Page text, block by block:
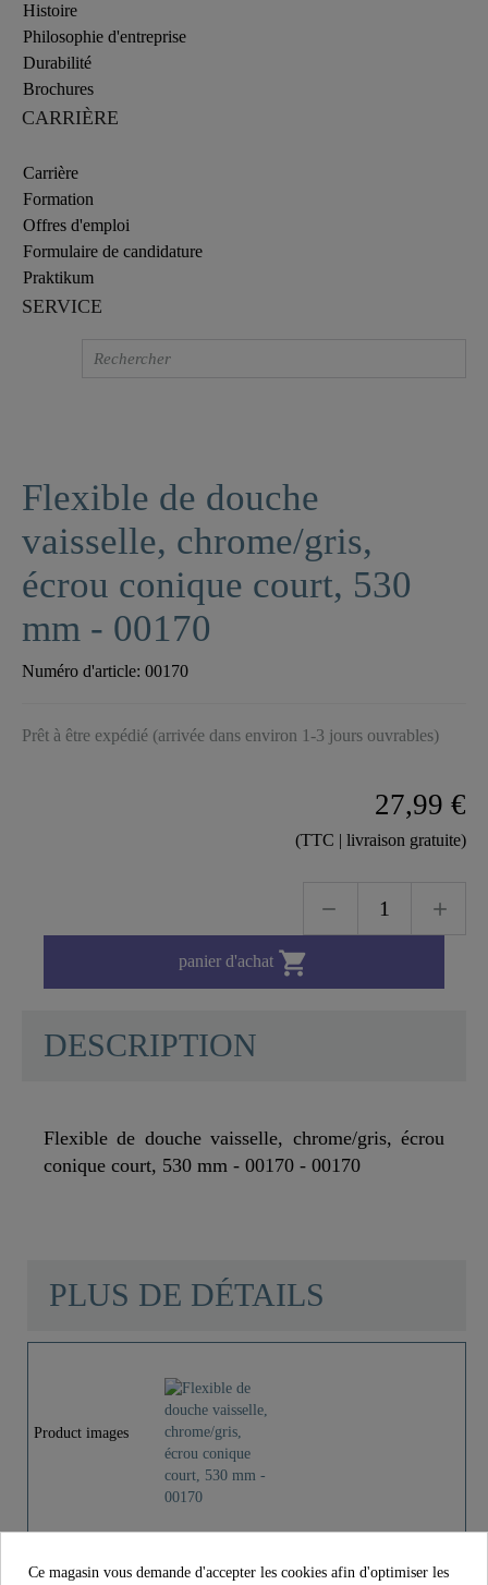
Histoire
Philosophie d'entreprise
Durabilité
Brochures
CARRIÈRE
Carrière
Formation
Offres d'emploi
Formulaire de candidature
Praktikum
SERVICE
Flexible de douche
vaisselle, chrome/gris,
écrou conique court, 530
mm - 00170
Numéro d'article: 00170
Prêt à être expédié (arrivée dans environ 1-3 jours ouvrables)
27,99 €
(TTC | livraison gratuite)
panier d'achat 
DESCRIPTION
Flexible de douche vaisselle, chrome/gris, écrou
conique court, 530 mm - 00170 - 00170
0,1 Kg
53,0 Cm
PLUS DE DÉTAILS
Product images
chrome/gris, écrou c..
Ce magasin vous demande d'accepter les cookies afin d'optimiser les